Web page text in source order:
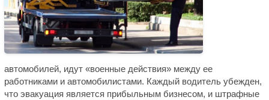
автомобилей, идут «военные действия» между ее
работниками и автомобилистами. Каждый водитель убежден,
что эвакуация является прибыльным бизнесом, и штрафные